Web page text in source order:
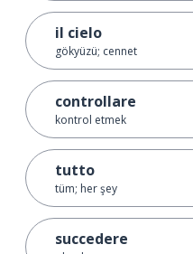
il cielo
gökyüzü; cennet
controllare
kontrol etmek
tutto
tüm; her şey
succedere